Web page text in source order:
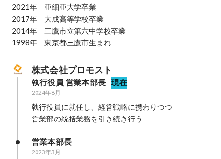
2021年　亜細亜大学卒業
2017年　大成高等学校卒業
2014年　三鷹市立第六中学校卒業
1998年　東京都三鷹市生まれ
株式会社プロモスト
執行役員 営業本部長 現在
2024年8月 -
執行役員に就任し、経営戦略に携わりつつ
営業部の統括業務を引き続き行う
営業本部長
2023年3月